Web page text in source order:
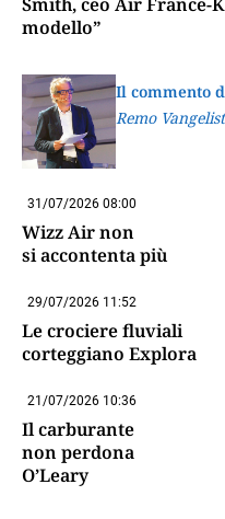
modello”
Il commento
Remo
31/07/2026 08:00
Wizz Air non
si accontenta più
29/07/2026 11:52
Le crociere fluviali
corteggiano Explora
21/07/2026 10:36
Il carburante
non perdona
O’Leary